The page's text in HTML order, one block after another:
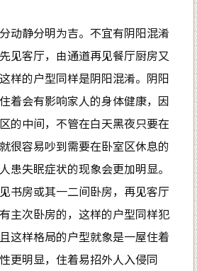
动静分明为吉。不宜有阴阳混淆
见客厅，由通道再见餐厅厨房又
样的户型同样是阴阳混淆。阴阳
着会有影响家人的身体健康，因
的中间，不管在白天黑夜只要在
很容易吵到需要在卧室区休息的
患失眠症状的现象会更加明显。
书房或其一二间卧房，再见客厅
主次卧房的，这样的户型同样犯
这样格局的户型就象是一屋住着
更明显，住着易招外人入侵同